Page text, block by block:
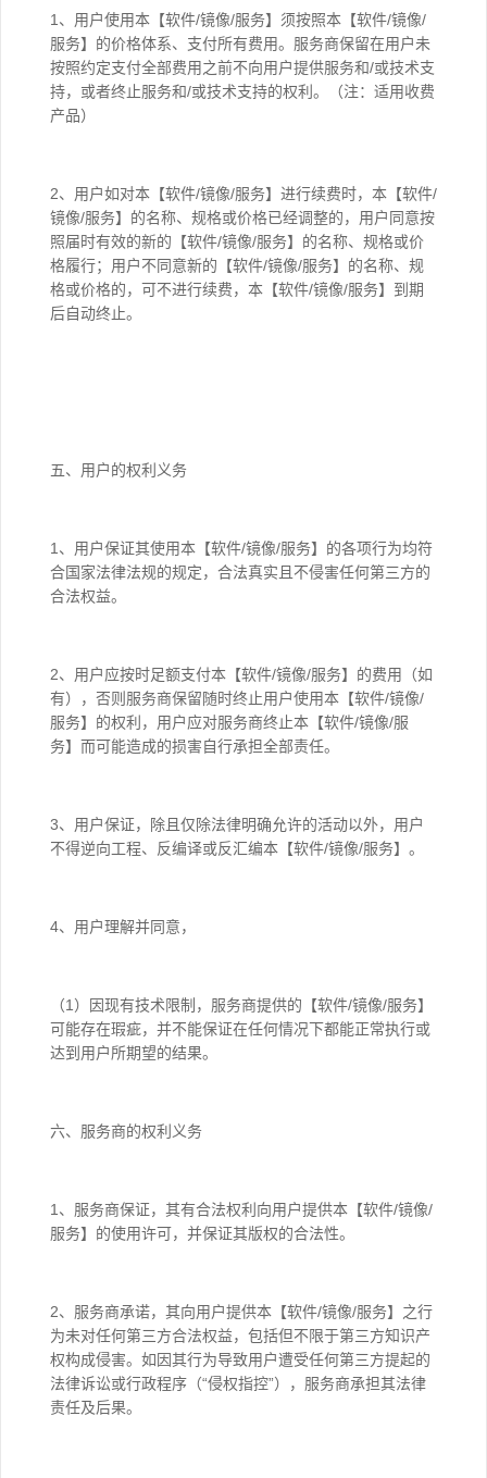
1、用户使用本【软件/镜像/服务】须按照本【软件/镜像/
服务】的价格体系、支付所有费用。服务商保留在用户未
按照约定支付全部费用之前不向用户提供服务和/或技术支
持，或者终止服务和/或技术支持的权利。（注：适用收费
产品）
2、用户如对本【软件/镜像/服务】进行续费时，本【软件/
镜像/服务】的名称、规格或价格已经调整的，用户同意按
照届时有效的新的【软件/镜像/服务】的名称、规格或价
格履行；用户不同意新的【软件/镜像/服务】的名称、规
格或价格的，可不进行续费，本【软件/镜像/服务】到期
后自动终止。
五、用户的权利义务
1、用户保证其使用本【软件/镜像/服务】的各项行为均符
合国家法律法规的规定，合法真实且不侵害任何第三方的
合法权益。
2、用户应按时足额支付本【软件/镜像/服务】的费用（如
有），否则服务商保留随时终止用户使用本【软件/镜像/
服务】的权利，用户应对服务商终止本【软件/镜像/服
务】而可能造成的损害自行承担全部责任。
3、用户保证，除且仅除法律明确允许的活动以外，用户
不得逆向工程、反编译或反汇编本【软件/镜像/服务】。
4、用户理解并同意，
（1）因现有技术限制，服务商提供的【软件/镜像/服务】
可能存在瑕疵，并不能保证在任何情况下都能正常执行或
达到用户所期望的结果。
六、服务商的权利义务
1、服务商保证，其有合法权利向用户提供本【软件/镜像/
服务】的使用许可，并保证其版权的合法性。
2、服务商承诺，其向用户提供本【软件/镜像/服务】之行
为未对任何第三方合法权益，包括但不限于第三方知识产
权构成侵害。如因其行为导致用户遭受任何第三方提起的
法律诉讼或行政程序（“侵权指控”），服务商承担其法律
责任及后果。